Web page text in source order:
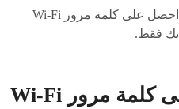
لذلك ، من iPhone الخاص بك ، احصل على كلمة مرور Wi-Fi
بك فقط.
الخيار 3: احصل على كلمة مرور Wi-Fi